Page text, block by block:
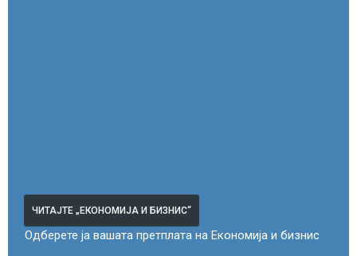
ЧИТАЈТЕ „ЕКОНОМИЈА И БИЗНИС“
Одберете ја вашата претплата на Економија и бизнис